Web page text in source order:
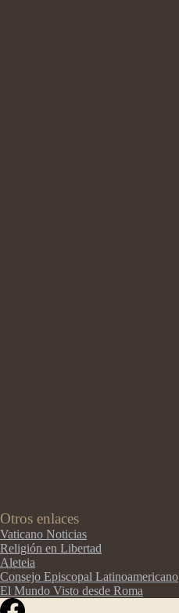
Otros enlaces
Vaticano Noticias
Religión en Libertad
Aleteia
Consejo Episcopal Latinoamericano
El Mundo Visto desde Roma